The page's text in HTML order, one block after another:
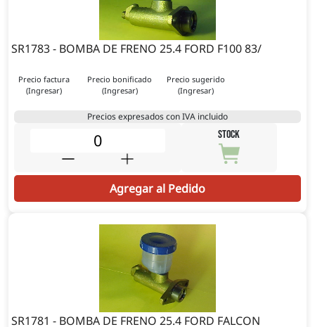
SR1783 - BOMBA DE FRENO 25.4 FORD F100 83/
Precio factura
(Ingresar)
Precio bonificado
(Ingresar)
Precio sugerido
(Ingresar)
Precios expresados con IVA incluido
STOCK
Agregar al Pedido
SR1781 - BOMBA DE FRENO 25.4 FORD FALCON